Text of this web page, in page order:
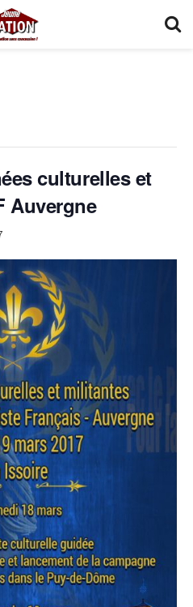
culturelles et
Auvergne